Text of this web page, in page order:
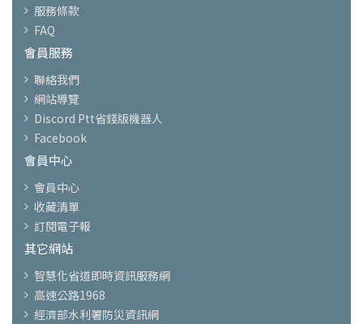
服務條款
FAQ
會員服務
聯絡我們
網站導覽
Discord Ptt省錢版機器人
Facebook
會員中心
會員中心
收藏清單
訂閱電子報
其它網站
智慧化省道即時資訊服務網
高速公路1968
經濟部水利署防災資訊網